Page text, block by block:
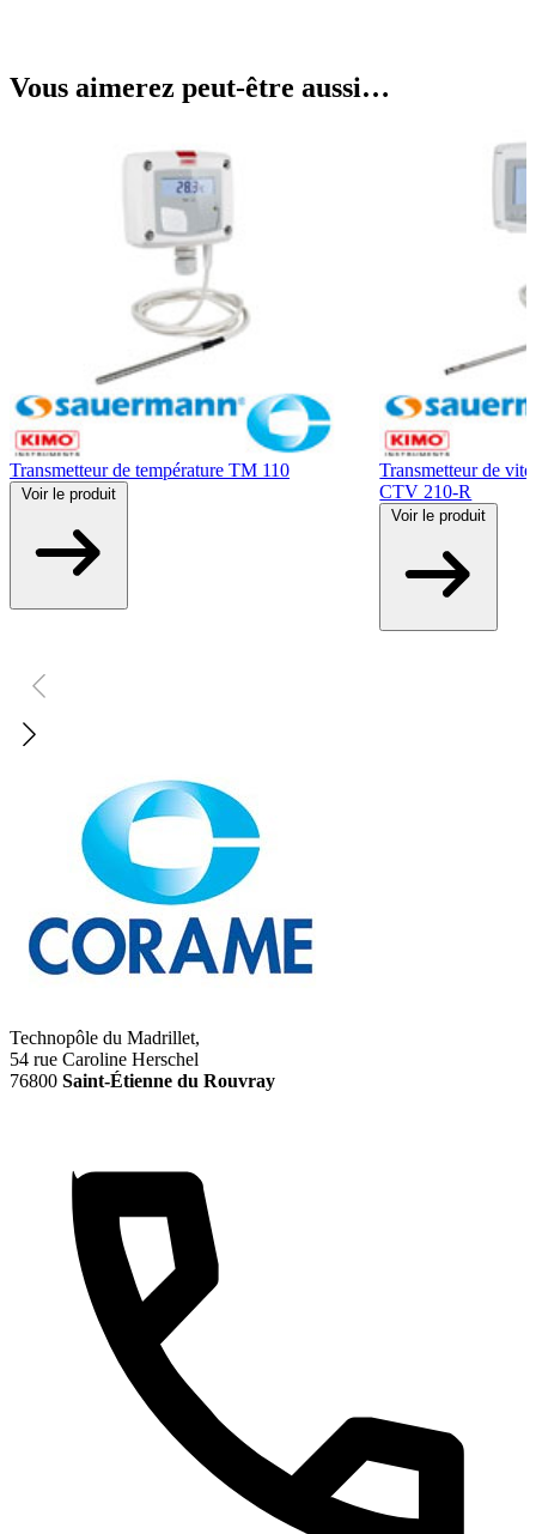
Vous aimerez peut-être aussi…
Transmetteur de température TM 110
Voir le produit
Transmetteur de
CTV 210-R
Voir le produit
Technopôle du Madrillet,
54 rue Caroline Herschel
76800 Saint-Étienne du Rouvray